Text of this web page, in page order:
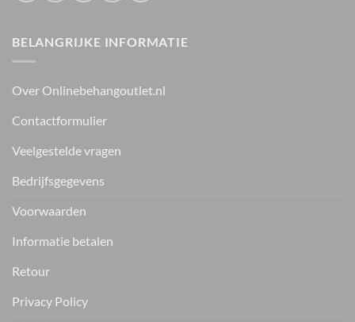
BELANGRIJKE INFORMATIE
Over Onlinebehangoutlet.nl
Contactformulier
Veelgestelde vragen
Bedrijfsgegevens
Voorwaarden
Informatie betalen
Retour
Privacy Policy